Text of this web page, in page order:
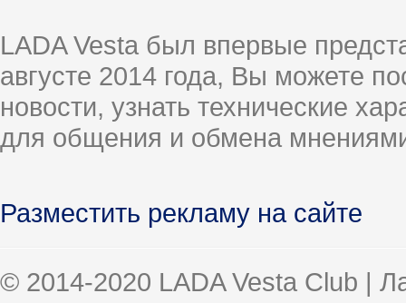
LADA Vesta был впервые
августе 2014 года, Вы можете
новости, узнать технические
для общения и обмена
Разместить рекламу на сайте
© 2014-2020 LADA Vesta Club |